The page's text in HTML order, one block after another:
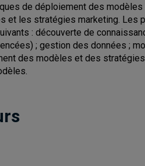
de déploiement des
et les stratégies marketing. Les
: découverte de
; gestion des données ;
des modèles et des